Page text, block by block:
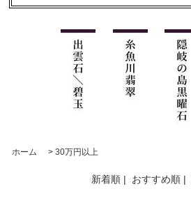
ホーム > 30万円以上
新着順 | おすすめ順 |